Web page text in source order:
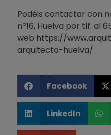
Podéis contactar con
nº16, Huelva por tlf. al
web https://
arquitecto-huelva/
Facebook
LinkedIn